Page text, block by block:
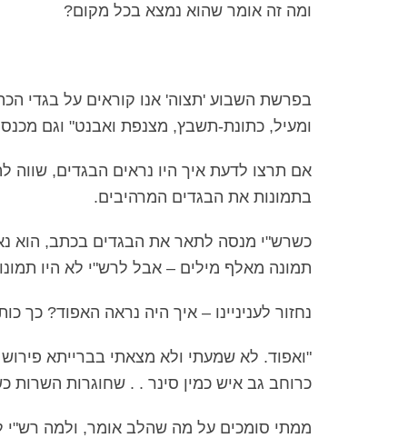
ומה זה אומר שהוא נמצא בכל מקום?
בפרשת השבוע 'תצוה' אנו קוראים על בגדי
ומעיל, כתונת-תשבץ, מצנפת ואבנט" וגם
אם תרצו לדעת איך היו נראים הבגדים, שווה
בתמונות את הבגדים המרהיבים.
כשרש"י מנסה לתאר את הבגדים בכתב, הוא
תמונה מאלף מילים – אבל לרש"י לא היו
נחזור לעניניינו – איך היה נראה האפוד? כך
"ואפוד. לא שמעתי ולא מצאתי בברייתא פירוש
כרוחב גב איש כמין סינר . . שחוגרות השרות
ממתי סומכים על מה שהלב אומר, ולמה רש"י